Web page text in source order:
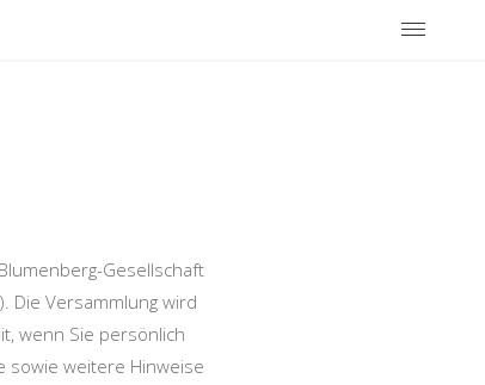
Gesellschaft
Die Versammlung wird
wenn Sie persönlich
sowie weitere Hinweise